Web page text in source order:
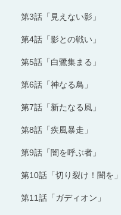
第3話「見えない影」
第4話「影との戦い」
第5話「白鷺集まる」
第6話「神なる鳥」
第7話「新たなる風」
第8話「疾風暴走」
第9話「闇を呼ぶ者」
第10話「切り裂け！闇を」
第11話「ガディオン」